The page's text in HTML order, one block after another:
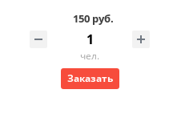
150 руб.
чел.
Заказать